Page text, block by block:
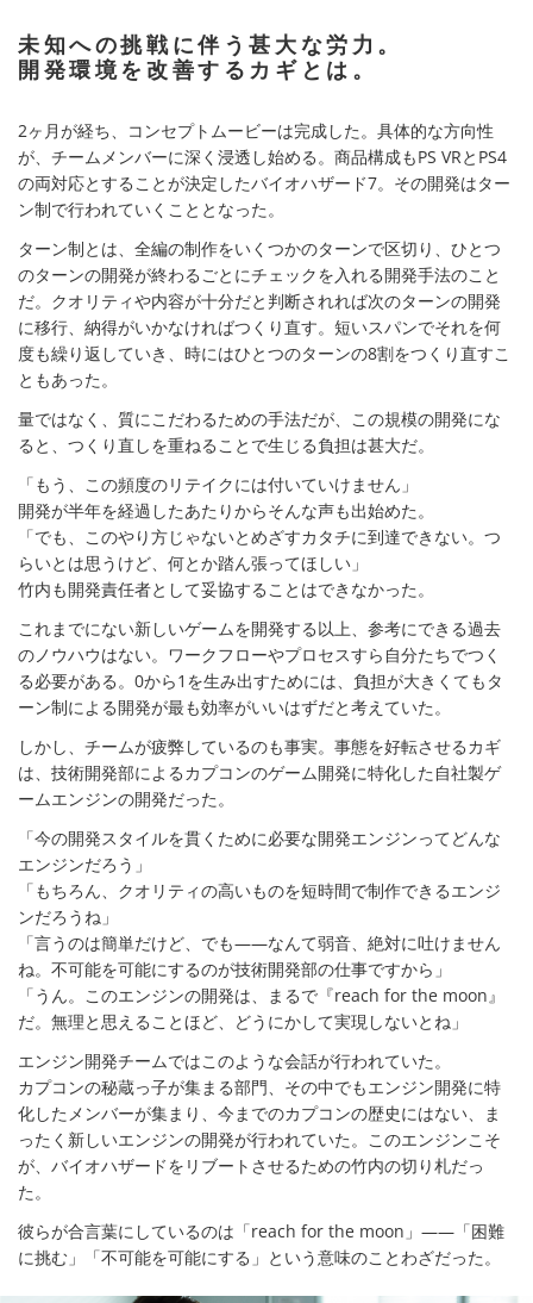
未知への挑戦に伴う甚大な労力。
開発環境を改善するカギとは。
2ヶ月が経ち、コンセプトムービーは完成した。具体的な方向性
が、チームメンバーに深く浸透し始める。商品構成もPS VRとPS4
の両対応とすることが決定したバイオハザード7。その開発はター
ン制で行われていくこととなった。
ターン制とは、全編の制作をいくつかのターンで区切り、ひとつ
のターンの開発が終わるごとにチェックを入れる開発手法のこと
だ。クオリティや内容が十分だと判断されれば次のターンの開発
に移行、納得がいかなければつくり直す。短いスパンでそれを何
度も繰り返していき、時にはひとつのターンの8割をつくり直すこ
ともあった。
量ではなく、質にこだわるための手法だが、この規模の開発にな
ると、つくり直しを重ねることで生じる負担は甚大だ。
「もう、この頻度のリテイクには付いていけません」
開発が半年を経過したあたりからそんな声も出始めた。
「でも、このやり方じゃないとめざすカタチに到達できない。つ
らいとは思うけど、何とか踏ん張ってほしい」
竹内も開発責任者として妥協することはできなかった。
これまでにない新しいゲームを開発する以上、参考にできる過去
のノウハウはない。ワークフローやプロセスすら自分たちでつく
る必要がある。0から1を生み出すためには、負担が大きくてもタ
ーン制による開発が最も効率がいいはずだと考えていた。
しかし、チームが疲弊しているのも事実。事態を好転させるカギ
は、技術開発部によるカプコンのゲーム開発に特化した自社製ゲ
ームエンジンの開発だった。
「今の開発スタイルを貫くために必要な開発エンジンってどんな
エンジンだろう」
「もちろん、クオリティの高いものを短時間で制作できるエンジ
ンだろうね」
「言うのは簡単だけど、でも――なんて弱音、絶対に吐けません
ね。不可能を可能にするのが技術開発部の仕事ですから」
「うん。このエンジンの開発は、まるで『reach for the moon』
だ。無理と思えることほど、どうにかして実現しないとね」
エンジン開発チームではこのような会話が行われていた。
カプコンの秘蔵っ子が集まる部門、その中でもエンジン開発に特
化したメンバーが集まり、今までのカプコンの歴史にはない、ま
ったく新しいエンジンの開発が行われていた。このエンジンこそ
が、バイオハザードをリブートさせるための竹内の切り札だっ
た。
彼らが合言葉にしているのは「reach for the moon」――「困難
に挑む」「不可能を可能にする」という意味のことわざだった。